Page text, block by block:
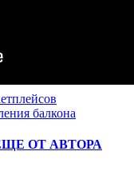
балкона
ОТ АВТОРА